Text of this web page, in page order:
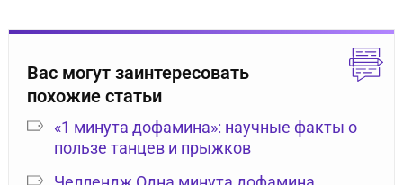
Вас могут заинтересовать
похожие статьи
«1 минута дофамина»: научные факты о
пользе танцев и прыжков